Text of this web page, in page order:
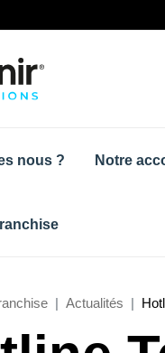
nous ? Notre
Actualités